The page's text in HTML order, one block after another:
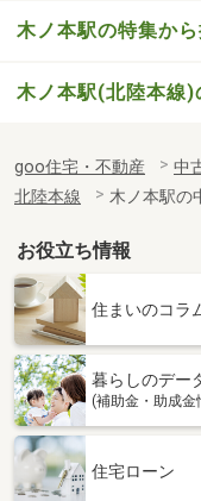
木ノ本駅の特集か
木ノ本駅(北陸本線)
goo住宅・不動産 中
北陸本線
木ノ本駅の
お役立ち情報
住まいのコラ
暮らしのデー
(補助金・助成金
住宅ローン